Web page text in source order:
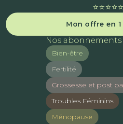
⭐️⭐️⭐️⭐️⭐️
Mon offre en
Nos abonnements
Bien-être
Fertilité
Grossesse et post
Troubles Féminins
Ménopause